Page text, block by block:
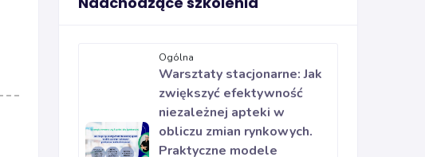
Ogólna
Warsztaty stacjonarne: Jak
zwiększyć efektywność
niezależnej apteki w
obliczu zmian rynkowych.
Praktyczne modele